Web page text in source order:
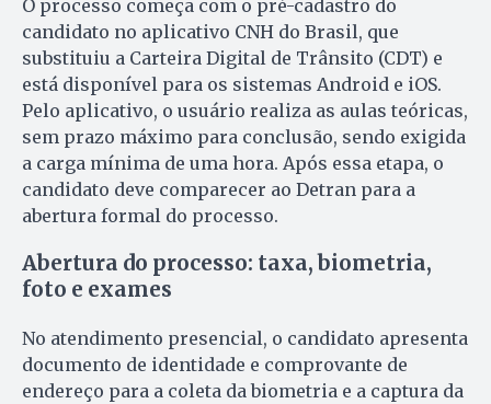
O processo começa com o pré-cadastro do
candidato no aplicativo CNH do Brasil, que
substituiu a Carteira Digital de Trânsito (CDT) e
está disponível para os sistemas Android e iOS.
Pelo aplicativo, o usuário realiza as aulas teóricas,
sem prazo máximo para conclusão, sendo exigida
a carga mínima de uma hora. Após essa etapa, o
candidato deve comparecer ao Detran para a
abertura formal do processo.
Abertura do processo: taxa, biometria,
foto e exames
No atendimento presencial, o candidato apresenta
documento de identidade e comprovante de
endereço para a coleta da biometria e a captura da